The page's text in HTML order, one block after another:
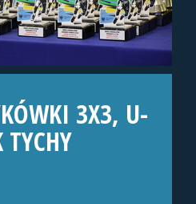
3X3, U-